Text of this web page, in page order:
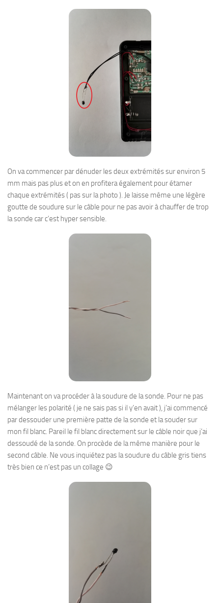
On va commencer par dénuder les deux extrémités sur environ 5
mm mais pas plus et on en profitera également pour étamer
chaque extrémités ( pas sur la photo ). Je laisse même une légère
goutte de soudure sur le câble pour ne pas avoir à chauffer de trop
la sonde car c’est hyper sensible.
Maintenant on va procéder à la soudure de la sonde. Pour ne pas
mélanger les polarité ( je ne sais pas si il y’en avait ), j’ai commencé
par dessouder une première patte de la sonde et la souder sur
mon fil blanc. Pareil le fil blanc directement sur le câble noir que j’ai
dessoudé de la sonde. On procède de la même manière pour le
second câble. Ne vous inquiétez pas la soudure du câble gris tiens
très bien ce n’est pas un collage 😉